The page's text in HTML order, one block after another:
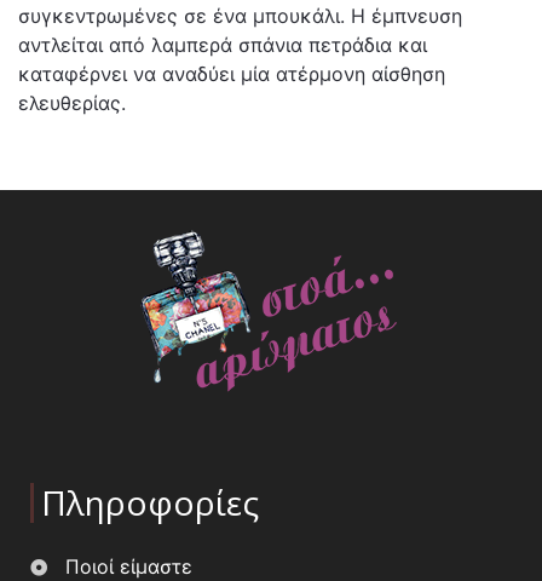
συγκεντρωμένες σε ένα μπουκάλι. Η έμπνευση
αντλείται από λαμπερά σπάνια πετράδια και
καταφέρνει να αναδύει μία ατέρμονη αίσθηση
ελευθερίας.
Πληροφορίες
Ποιοί είμαστε